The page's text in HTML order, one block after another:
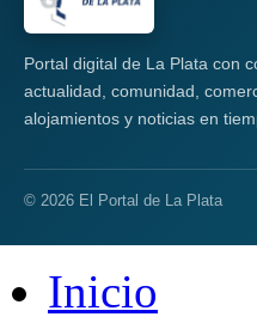
Portal digital de La Plata con
actualidad, comunidad,
alojamientos y noticias en
© 2026 El Portal de La Plata
Inicio